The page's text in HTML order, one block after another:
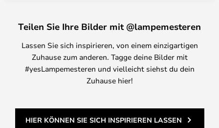
Teilen Sie Ihre Bilder mit @lampemesteren
Lassen Sie sich inspirieren, von einem einzigartigen
Zuhause zum anderen. Tagge deine Bilder mit
#yesLampemesteren und vielleicht siehst du dein
Zuhause hier!
HIER KÖNNEN SIE SICH INSPIRIEREN LASSEN